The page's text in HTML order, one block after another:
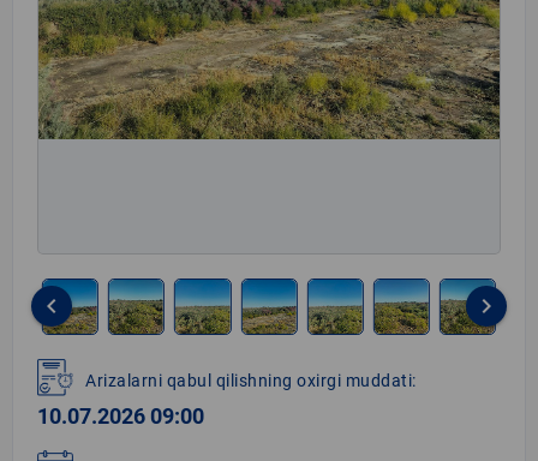
1
of
8
keyboard_arrow_left keyboard_arrow_right
Arizalarni qabul qilishning oxirgi muddati:
10.07.2026 09:00